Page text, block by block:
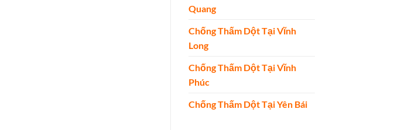
Quang
Chống Thấm Dột Tại Vĩnh
Long
Chống Thấm Dột Tại Vĩnh
Phúc
Chống Thấm Dột Tại Yên Bái